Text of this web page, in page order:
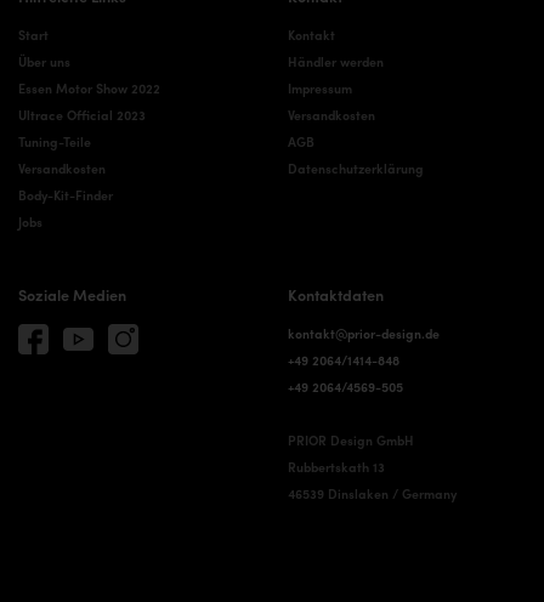
Start
Über uns
Essen Motor Show 2022
Ultrace Official 2023
Tuning-Teile
Versandkosten
Body-Kit-Finder
Jobs
Kontakt
Händler werden
Impressum
Versandkosten
AGB
Datenschutzerklärung
Soziale Medien Kontaktdaten
kontakt@prior-design.de
+49 2064/1414-848
+49 2064/4569-505
PRIOR Design GmbH
Rubbertskath 13
46539 Dinslaken / Germany